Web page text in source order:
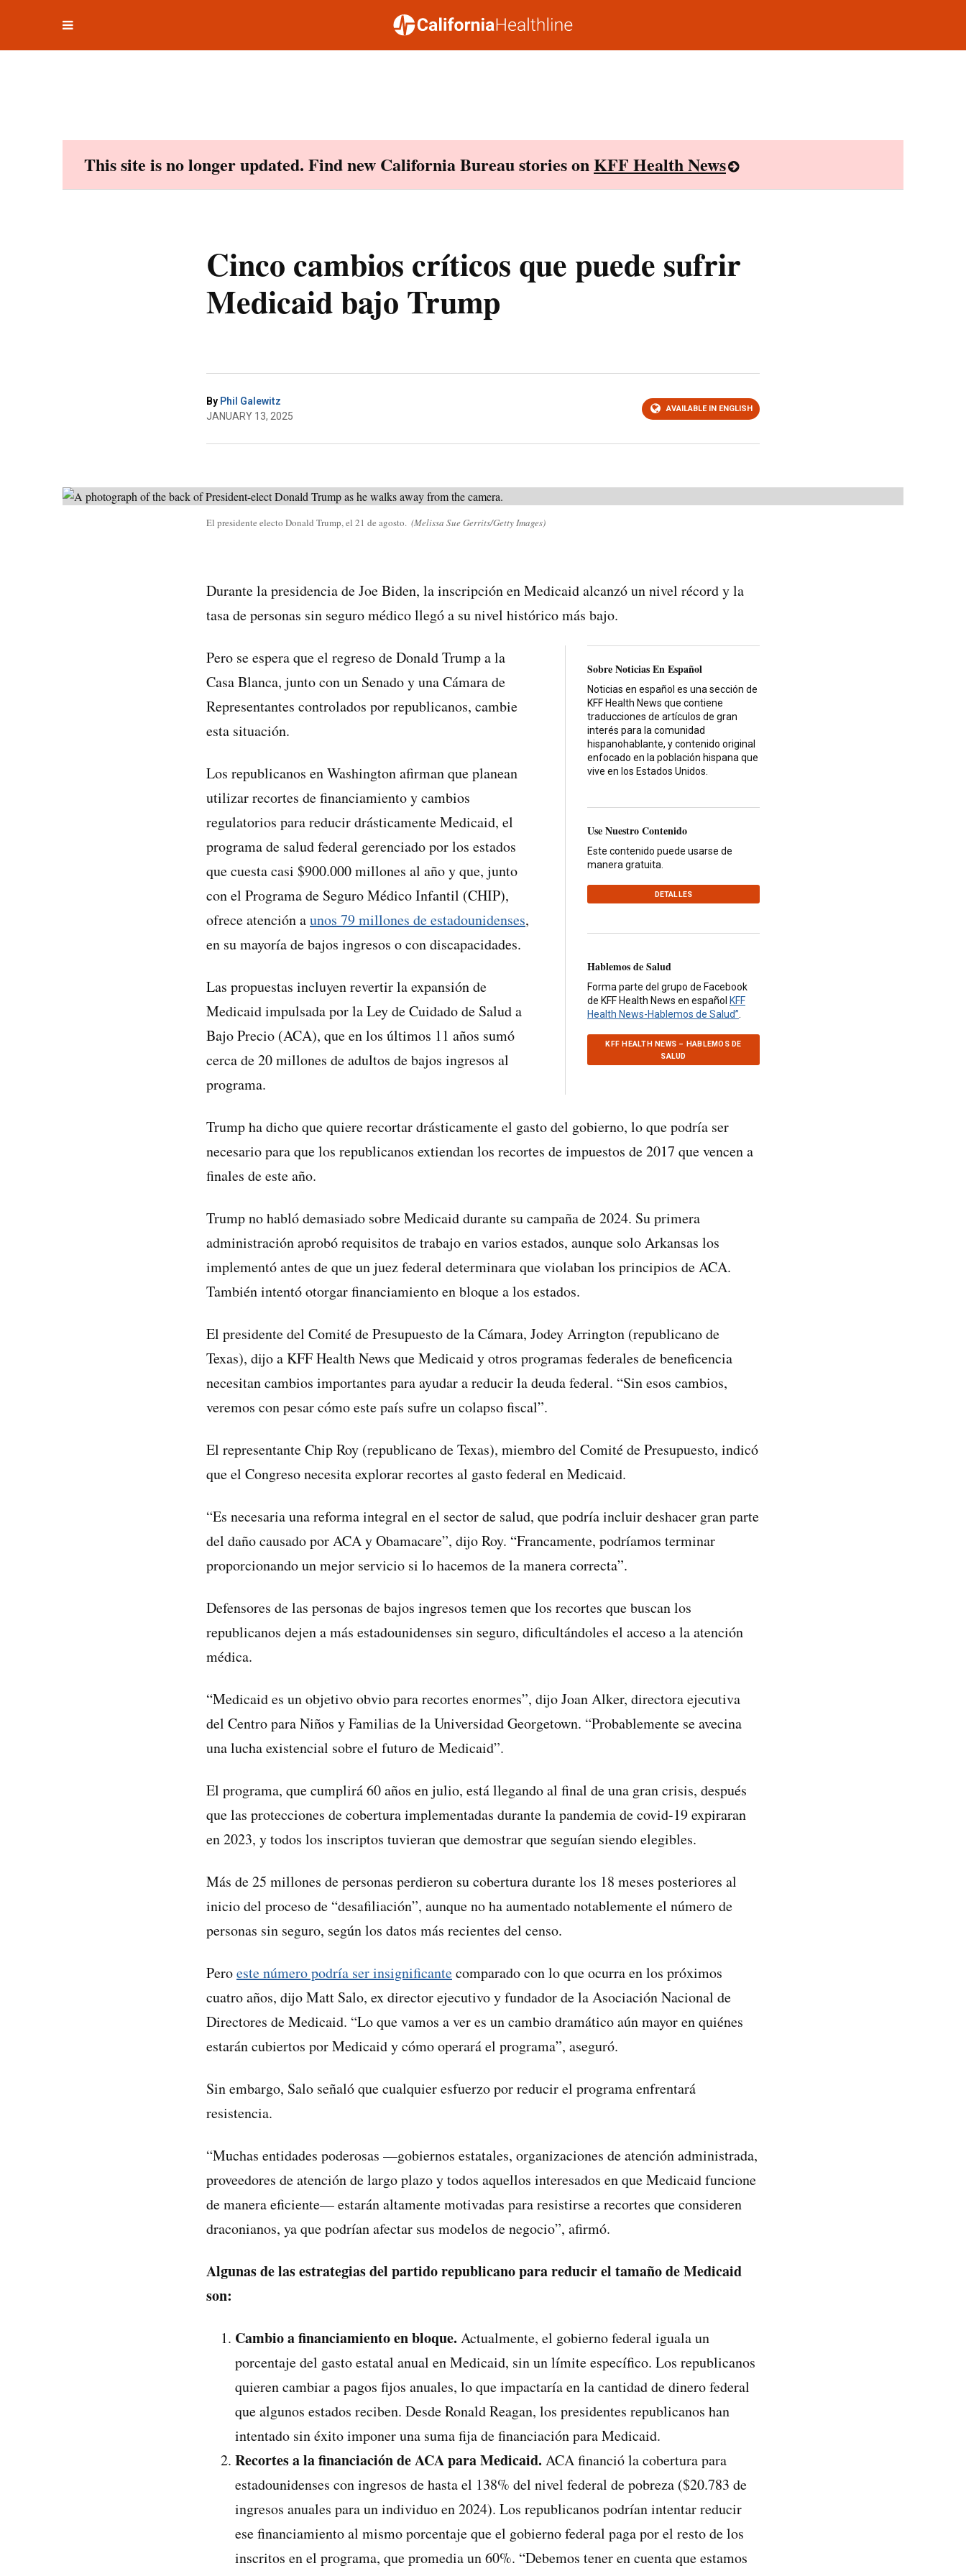
This site is no longer updated. Find new California Bureau stories onKFF Health News
Cinco cambios críticos que puede sufrir
Medicaid bajo Trump
By Phil Galewitz
JANUARY 13, 2025
AVAILABLE IN ENGLISH
El presidente electo Donald Trump, el 21 de agosto. (Melissa Sue Gerrits/Getty Images)
Durante la presidencia de Joe Biden, la inscripción en Medicaid alcanzó un nivel récord y la
tasa de personas sin seguro médico llegó a su nivel histórico más bajo.
Sobre Noticias En Español
Noticias en español es una sección de
KFF Health News que contiene
traducciones de artículos de gran
interés para la comunidad
hispanohablante, y contenido original
enfocado en la población hispana que
vive en los Estados Unidos.
Use Nuestro Contenido
Este contenido puede usarse de
manera gratuita.
DETALLES
Hablemos de Salud
Forma parte del grupo de Facebook
de KFF Health News en español KFF
Health News-Hablemos de Salud”
KFF HEALTH NEWS – HABLEMOS DE
SALUD
Pero se espera que el regreso de Donald Trump a la
Casa Blanca, junto con un Senado y una Cámara de
Representantes controlados por republicanos, cambie
esta situación.
Los republicanos en Washington afirman que planean
utilizar recortes de financiamiento y cambios
regulatorios para reducir drásticamente Medicaid, el
programa de salud federal gerenciado por los estados
que cuesta casi $900.000 millones al año y que, junto
con el Programa de Seguro Médico Infantil (CHIP),
ofrece atención aunos 79 millones de estadounidenses,
en su mayoría de bajos ingresos o con discapacidades.
Las propuestas incluyen revertir la expansión de
Medicaid impulsada por la Ley de Cuidado de Salud a
Bajo Precio (ACA), que en los últimos 11 años sumó
cerca de 20 millones de adultos de bajos ingresos al
programa.
Trump ha dicho que quiere recortar drásticamente el gasto del gobierno, lo que podría ser
necesario para que los republicanos extiendan los recortes de impuestos de 2017 que vencen a
finales de este año.
Trump no habló demasiado sobre Medicaid durante su campaña de 2024. Su primera
administración aprobó requisitos de trabajo en varios estados, aunque solo Arkansas los
implementó antes de que un juez federal determinara que violaban los principios de ACA.
También intentó otorgar financiamiento en bloque a los estados.
El presidente del Comité de Presupuesto de la Cámara, Jodey Arrington (republicano de
Texas), dijo a KFF Health News que Medicaid y otros programas federales de beneficencia
necesitan cambios importantes para ayudar a reducir la deuda federal. “Sin esos cambios,
veremos con pesar cómo este país sufre un colapso fiscal”.
El representante Chip Roy (republicano de Texas), miembro del Comité de Presupuesto, indicó
que el Congreso necesita explorar recortes al gasto federal en Medicaid.
“Es necesaria una reforma integral en el sector de salud, que podría incluir deshacer gran parte
del daño causado por ACA y Obamacare”, dijo Roy. “Francamente, podríamos terminar
proporcionando un mejor servicio si lo hacemos de la manera correcta”.
Defensores de las personas de bajos ingresos temen que los recortes que buscan los
republicanos dejen a más estadounidenses sin seguro, dificultándoles el acceso a la atención
médica.
“Medicaid es un objetivo obvio para recortes enormes”, dijo Joan Alker, directora ejecutiva
del Centro para Niños y Familias de la Universidad Georgetown. “Probablemente se avecina
una lucha existencial sobre el futuro de Medicaid”.
El programa, que cumplirá 60 años en julio, está llegando al final de una gran crisis, después
que las protecciones de cobertura implementadas durante la pandemia de covid-19 expiraran
en 2023, y todos los inscriptos tuvieran que demostrar que seguían siendo elegibles.
Más de 25 millones de personas perdieron su cobertura durante los 18 meses posteriores al
inicio del proceso de “desafiliación”, aunque no ha aumentado notablemente el número de
personas sin seguro, según los datos más recientes del censo.
Peroeste número podría ser insignificantecomparado con lo que ocurra en los próximos
cuatro años, dijo Matt Salo, ex director ejecutivo y fundador de la Asociación Nacional de
Directores de Medicaid. “Lo que vamos a ver es un cambio dramático aún mayor en quiénes
estarán cubiertos por Medicaid y cómo operará el programa”, aseguró.
Sin embargo, Salo señaló que cualquier esfuerzo por reducir el programa enfrentará
resistencia.
“Muchas entidades poderosas —gobiernos estatales, organizaciones de atención administrada,
proveedores de atención de largo plazo y todos aquellos interesados en que Medicaid funcione
de manera eficiente— estarán altamente motivadas para resistirse a recortes que consideren
draconianos, ya que podrían afectar sus modelos de negocio”, afirmó.
Algunas de las estrategias del partido republicano para reducir el tamaño de Medicaid
son:
Cambio a financiamiento en bloque. Actualmente, el gobierno federal iguala un
porcentaje del gasto estatal anual en Medicaid, sin un límite específico. Los republicanos
quieren cambiar a pagos fijos anuales, lo que impactaría en la cantidad de dinero federal
que algunos estados reciben. Desde Ronald Reagan, los presidentes republicanos han
intentado sin éxito imponer una suma fija de financiación para Medicaid.
Recortes a la financiación de ACA para Medicaid. ACA financió la cobertura para
estadounidenses con ingresos de hasta el 138% del nivel federal de pobreza ($20.783 de
ingresos anuales para un individuo en 2024). Los republicanos podrían intentar reducir
ese financiamiento al mismo porcentaje que el gobierno federal paga por el resto de los
inscritos en el programa, que promedia un 60%. “Debemos tener en cuenta que estamos